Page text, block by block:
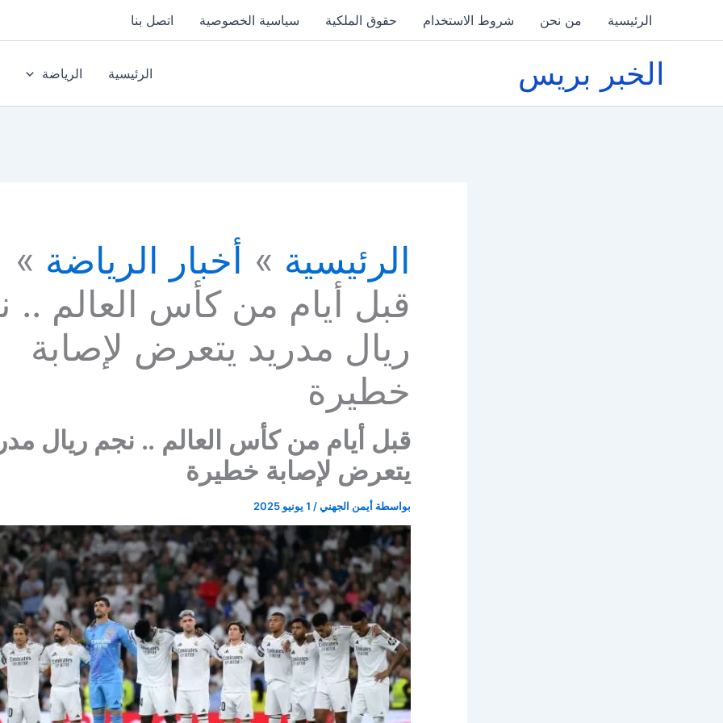
الرئيسية من نحن شروط الاستخدام حقوق الملكية سياسية الخصوصية اتصل بنا
الخبر بريس الرئيسية الرياضة
الرئيسية
أخبار الرياضة
قبل أيام من كأس العالم ..
ريال مدريد يتعرض لإصابة
خطيرة
قبل أيام من كأس العالم .. نجم ريال
يتعرض لإصابة خطيرة
بواسطة أيمن الجهني/ 1 يونيو 2025